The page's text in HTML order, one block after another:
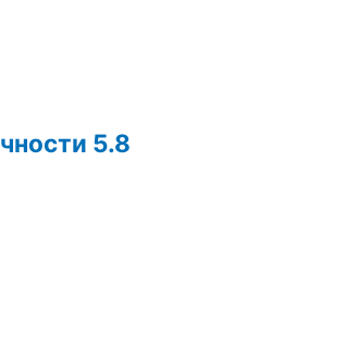
5.8